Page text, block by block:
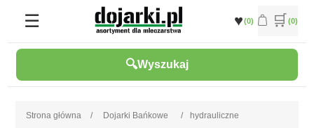
(0) (0)
Wyszukaj
Strona główna / Dojarki Bańkowe / hydrauliczne